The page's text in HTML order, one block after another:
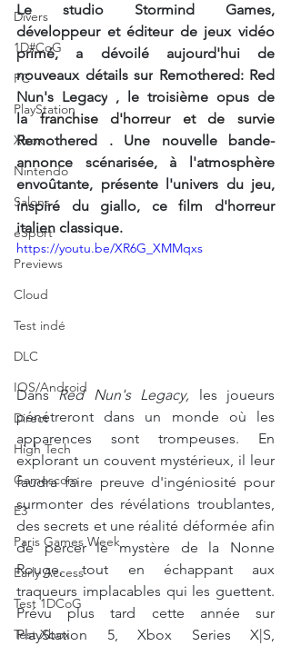
Divers
1D#CoG
PC
PlayStation
Xbox
Nintendo
Salons
eSport
Previews
Cloud
Test indé
DLC
IOS/Android
Direct
High Tech
Gamescom
E3
Paris Games Week
Early Access
Test 1DCoG
Test Xbox
Le studio Stormind Games,
développeur et éditeur de jeux vidéo
primé, a dévoilé aujourd'hui de
nouveaux détails sur Remothered: Red
Nun's Legacy , le troisième opus de
la
Remothered
. Une nouvelle bande-
annonce scénarisée, à l'atmosphère
envoûtante, présente l'univers du jeu,
inspiré du giallo, ce film d'horreur
italien classique.
https://youtu.be/XR6G_XMMqxs
Dans Red Nun's Legacy,
les joueurs
pénétreront dans un monde où les
apparences sont trompeuses. En
explorant un couvent mystérieux, il leur
faudra faire preuve d'ingéniosité pour
surmonter des révélations troublantes,
des secrets et une réalité déformée afin
de percer le mystère de la Nonne
Rouge, tout en échappant aux
traqueurs implacables qui les guettent.
Prévu plus tard cette année sur
PlayStation 5, Xbox Series X|S,